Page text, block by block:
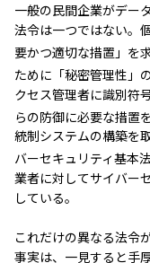
一般の民間企業がデー
法令は一つではない。
要かつ適切な措置」を
ために「秘密管理性」
クセス管理者に識別符
らの防御に必要な措置
統制システムの構築を
バーセキュリティ基本法
業者に対してサイバー
している。
これだけの異なる法令
事実は、一見すると手